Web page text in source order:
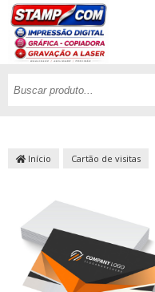
Início Cartão de visitas